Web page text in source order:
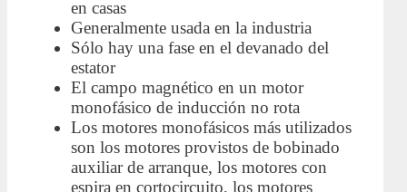
en casas
Generalmente usada en la industria
Sólo hay una fase en el devanado del
estator
El campo magnético en un motor
monofásico de inducción no rota
Los motores monofásicos más utilizados
son los motores provistos de bobinado
auxiliar de arranque, los motores con
espira en cortocircuito, los motores